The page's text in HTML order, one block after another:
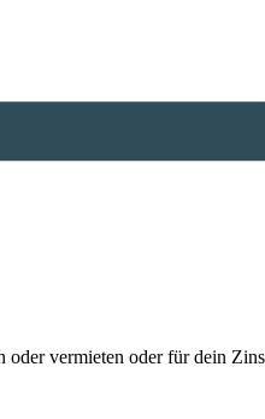
vermieten oder für dein